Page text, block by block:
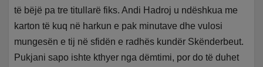
të bëjë pa tre titullarë fiks. Andi Hadroj u ndëshkua me
karton të kuq në harkun e pak minutave dhe vulosi
mungesën e tij në sfidën e radhës kundër Skënderbeut.
Pukjani sapo ishte kthyer nga dëmtimi, por do të duhet